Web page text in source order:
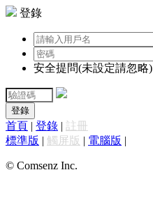
登錄
安全提問(未設定請忽略)
登錄
首頁 | 登錄 | 註冊
標準版 | 觸屏版 | 電腦版 |
© Comsenz Inc.